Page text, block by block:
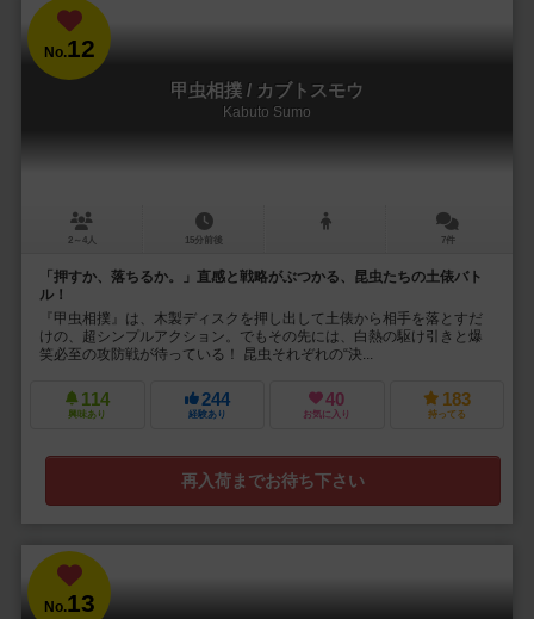
No.12
甲虫相撲 / カブトスモウ
Kabuto Sumo
2～4人 15分前後 7件
「押すか、落ちるか。」直感と戦略がぶつかる、昆虫たちの土俵バト
ル！
『甲虫相撲』は、木製ディスクを押し出して土俵から相手を落とすだ
けの、超シンプルアクション。でもその先には、白熱の駆け引きと爆
笑必至の攻防戦が待っている！ 昆虫それぞれの“決...
114
興味あり
244
経験あり
40
お気に入り
183
持ってる
再入荷までお待ち下さい
No.13